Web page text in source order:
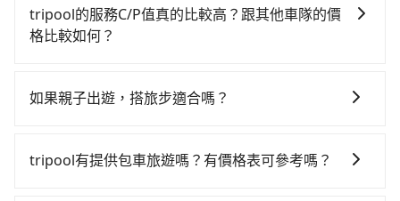
站，每人票價40元，再用15分鐘出站、等待車站前排班
的計程車，搭上小黃後約花25分鐘、車費300元後，抵
計5,540元。不過花蓮縣領有合法執照的計程車僅有
一輛小黃了，花蓮縣少部分小黃司機不按表收費，看乘
$115~205承租小轎車，每公里再額外加收$3.2，從花蓮
縣（花蓮市）到台北市立兒童新樂園的花費預估為
時40元路邊停車費用預估進去，但額外的汽車保險與可
差的車款，如果人數超過四位，更是沒有較大的七人座
灣大車隊，如果在路邊攔不到車，也可考慮打電話至附
近的計程車隊，如國聲計程車、花蓮建宏計程錶行計程
更便宜。但如果你無法提前預約，或偏好臨時叫車，那
新北的200倍之多。再加上花蓮縣有些計程車司機不按錶
tripool的服務C/P值真的比較高？跟其他車隊的價
格比較如何？
市場上稍具規模且合法經營的業者，有以短程與城市為
KKDAY、KLOOK、叫車吧等。tripool旅步專注在長程
如果親子出遊，搭旅步適合嗎？
椅及兒童用增高墊供您選購(租借300元/個)，讓您和孩子
tripool有提供包車旅遊嗎？有價格表可參考嗎？